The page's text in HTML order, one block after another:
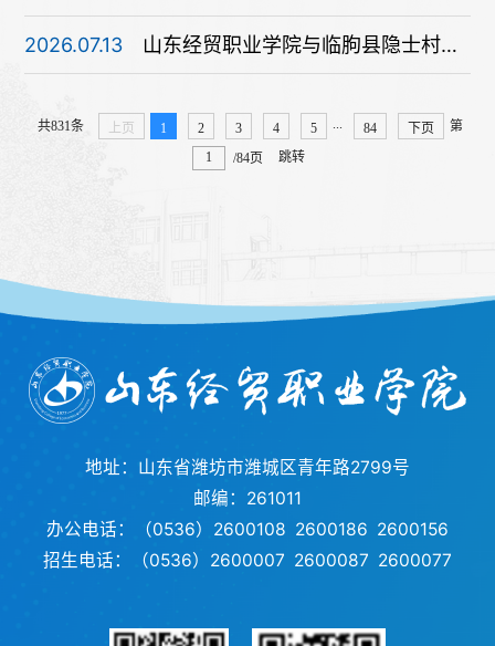
2026.07.13 山东经贸职业学院与临朐县隐士村共建基地揭牌暨志愿服务队授旗仪式举行
共831条 上页 1 2 3 4 5 ... 84 下页 第
/84页 跳转
地址：山东省潍坊市潍城区青年路2799号
邮编：261011
办公电话：（0536）2600108 2600186 2600156
招生电话：（0536）2600007 2600087 2600077